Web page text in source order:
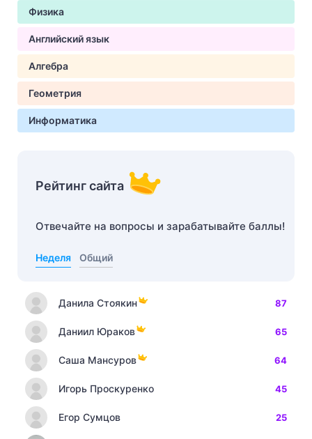
Физика
Английский язык
Алгебра
Геометрия
Информатика
Рейтинг сайта
Отвечайте на вопросы и зарабатывайте баллы!
Неделя Общий
Данила Стоякин 87
Даниил Юраков 65
Саша Мансуров 64
Игорь Проскуренко 45
Егор Сумцов 25